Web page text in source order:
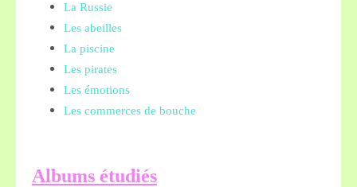
La Russie
Les abeilles
La piscine
Les pirates
Les émotions
Les commerces de bouche
Albums étudiés